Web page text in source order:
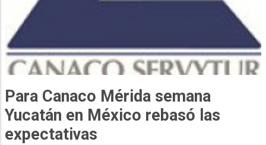
Para Canaco Mérida semana
Yucatán en México rebasó las
expectativas